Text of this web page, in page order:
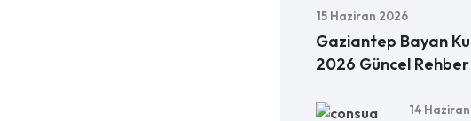
15 Haziran 2026
Gaziantep Bayan
2026 Güncel Rehber
14